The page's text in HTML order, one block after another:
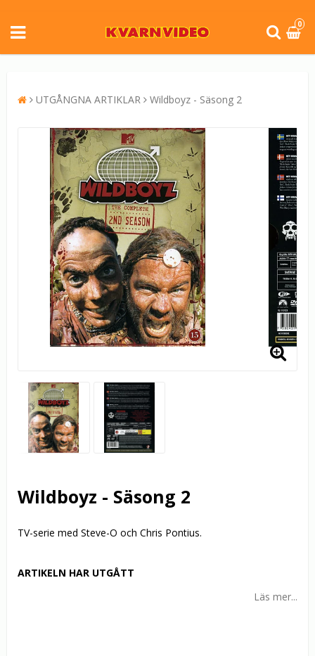
0
UTGÅNGNA ARTIKLAR Wildboyz - Säsong 2
Wildboyz - Säsong 2
TV-serie med Steve-O och Chris Pontius.
ARTIKELN HAR UTGÅTT
Läs mer...